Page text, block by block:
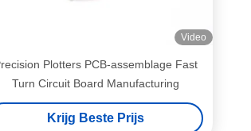
Video
Plotters PCB-assemblage Fast
Turn Circuit Board Manufacturing
Krijg Beste Prijs